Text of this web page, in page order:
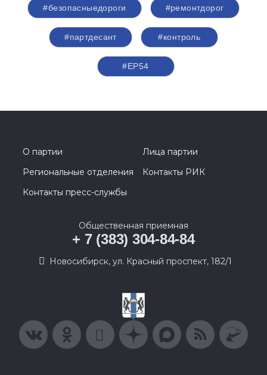
#безопасныедороги #ремонтдорог
#партдесант #контроль
#ЕР54
О партии
Лица партии
Региональные отделения
Контакты РИК
Контакты пресс-службы
Общественная приемная
+ 7 (383) 304-84-84
Новосибирск, ул. Красный проспект, 182/1